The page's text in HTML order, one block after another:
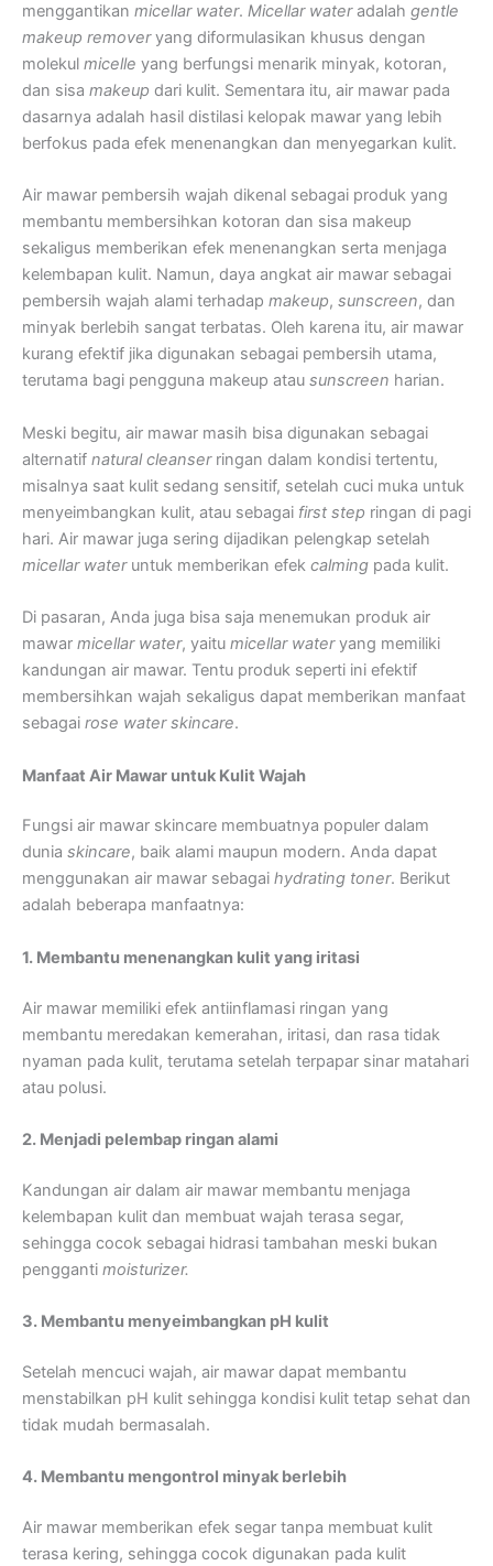
menggantikan micellar water. Micellar wateradalah gentle
makeup removeryang diformulasikan khusus dengan
molekul micelle yang berfungsi menarik minyak, kotoran,
dan sisa makeup dari kulit. Sementara itu, air mawar pada
dasarnya adalah hasil distilasi kelopak mawar yang lebih
berfokus pada efek menenangkan dan menyegarkan kulit.
Air mawar pembersih wajah dikenal sebagai produk yang
membantu membersihkan kotoran dan sisa makeup
sekaligus memberikan efek menenangkan serta menjaga
kelembapan kulit. Namun, daya angkat air mawar sebagai
pembersih wajah alami terhadap makeup, sunscreen, dan
minyak berlebih sangat terbatas. Oleh karena itu, air mawar
kurang efektif jika digunakan sebagai pembersih utama,
terutama bagi pengguna makeup atau sunscreen harian.
Meski begitu, air mawar masih bisa digunakan sebagai
alternatif natural cleanserringan dalam kondisi tertentu,
misalnya saat kulit sedang sensitif, setelah cuci muka untuk
menyeimbangkan kulit, atau sebagai first step ringan di pagi
hari. Air mawar juga sering dijadikan pelengkap setelah
micellar wateruntuk memberikan efek calming pada kulit.
Di pasaran, Anda juga bisa saja menemukan produk air
mawar micellar water, yaitu micellar wateryang memiliki
kandungan air mawar. Tentu produk seperti ini efektif
membersihkan wajah sekaligus dapat memberikan manfaat
sebagai rose water skincare.
Manfaat Air Mawar untuk Kulit Wajah
Fungsi air mawar skincare membuatnya populer dalam
dunia skincare, baik alami maupun modern. Anda dapat
menggunakan air mawar sebagai hydrating toner. Berikut
adalah beberapa manfaatnya:
1. Membantu menenangkan kulit yang iritasi
Air mawar memiliki efek antiinflamasi ringan yang
membantu meredakan kemerahan, iritasi, dan rasa tidak
nyaman pada kulit, terutama setelah terpapar sinar matahari
atau polusi.
2. Menjadi pelembap ringan alami
Kandungan air dalam air mawar membantu menjaga
kelembapan kulit dan membuat wajah terasa segar,
sehingga cocok sebagai hidrasi tambahan meski bukan
pengganti moisturizer.
3. Membantu menyeimbangkan pH kulit
Setelah mencuci wajah, air mawar dapat membantu
menstabilkan pH kulit sehingga kondisi kulit tetap sehat dan
tidak mudah bermasalah.
4. Membantu mengontrol minyak berlebih
Air mawar memberikan efek segar tanpa membuat kulit
terasa kering, sehingga cocok digunakan pada kulit